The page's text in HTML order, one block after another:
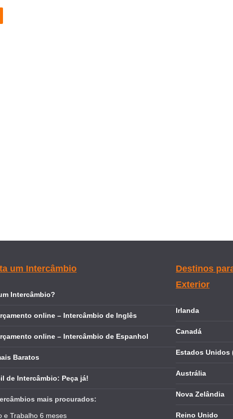
um Intercâmbio
Intercâmbio?
online – Intercâmbio de Inglês
online – Intercâmbio de Espanhol
Baratos
de Intercâmbio: Peça já!
mais procurados:
e Trabalho 6 meses
Destinos
Exterior
Irlanda
Canadá
Estados Unidos
Austrália
Nova Zelândia
Reino Unido